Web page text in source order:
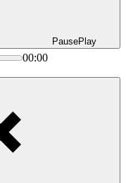
PausePlay
00:00